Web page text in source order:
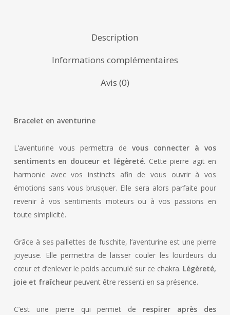
Description
Informations complémentaires
Avis (0)
Bracelet en aventurine
L’aventurine vous permettra de vous connecter à vos
sentiments en douceur et légèreté. Cette pierre agit en
harmonie avec vos instincts afin de vous ouvrir à vos
émotions sans vous brusquer. Elle sera alors parfaite pour
revenir à vos sentiments moteurs ou à vos passions en
toute simplicité.
Grâce à ses paillettes de fuschite, l’aventurine est une pierre
joyeuse. Elle permettra de laisser couler les lourdeurs du
cœur et d’enlever le poids accumulé sur ce chakra. Légèreté,
joie et fraîcheurpeuvent être ressenti en sa présence.
C’est une pierre qui permet de respirer après des